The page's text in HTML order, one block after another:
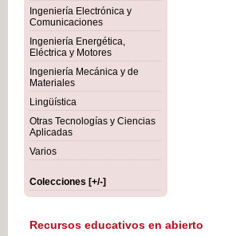
Ingeniería Electrónica y
Comunicaciones
Ingeniería Energética,
Eléctrica y Motores
Ingeniería Mecánica y de
Materiales
Lingüística
Otras Tecnologías y Ciencias
Aplicadas
Varios
Colecciones [+/-]
Recursos educativos en abierto